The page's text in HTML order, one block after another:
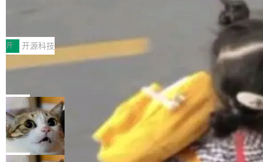
常维护操作，并完整支持 Iceberg V3 格式。
村国家自主创新示范区会议中心开幕。本届大会
由中关村智联软件服务业质量创新联盟主办，以
“智构可信·质创未来——AI原生时代的质量新范
式”为主题，直面AI从实验室走向规模化产业落地
的核心质量命题。会上，《2026智能研发生产力
工具选型手册》发布，Testin云测的Testin XAge
nt智能测试系统入选AI测试领域代表产品。对CI
O而言，这提示了一个转变：AI测试正在从效率
工具升级为企业的质量基础设施。 CIO面对的新
开 开源科技
让非法状态不可表示：一篇关于 ADT
有一种东西，一旦用过就回不去了。Alex Fedos
eev 管它叫"软件设计的基石"。 他说的东西不新
鲜——代数数据类型（ADT），尤其是和类型
（sum type）。但他说清楚了一件事：这不是类
型系统的学术体操，是日常编码的思维方式。 文
章从一个简单的例子切入。一个网站的深色主题
局
Cloudflare 开源内部企业 AI 平台 Clou
dflare OS
Cloudflare 发布了一个开源项目 Cloudflare O
S。如果你只看官方博客，你会觉得这是又一